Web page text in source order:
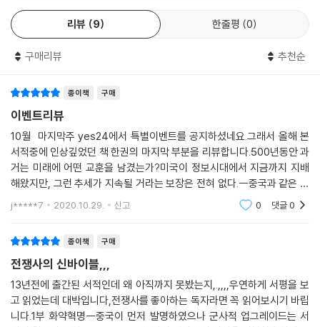
전한 군인들을 직접 인터뷰하고 구체적인 연구를 위해 야전 답사를 실시하
는 등 최근에 있었던 전쟁에 대한 정확한 정보를 전달하는 데도 애썼다. 미
국이 보는 ‘강대국의 조건’이라 불릴 수 있을 만한 이 책은 세기를 넘어 패
스마트 폭탄이 있다 하더라도 그것을 이용하는 것은 ‘스마트한 인간’이다.
이 말은 새로운 혁신의 잠재력을 최대한 실현하기 위해서는 신무기뿐만 아
니라 전술과 조직, 훈련, 리더십을 비롯한 효과적인 관리체계가 필요하다
는 것을 의미한다. 이것은 또한 한 나라를 강대국으로 만들고 전쟁에서 승
리하는 군대를 만드는 혁명이 기존의 체제에서 관습적인 부분이 무엇인지
꿰뚫어보는 안목과 기득권의 포기, 그리고 살을 도려내는 듯한 고통이 있
것을 의미한다.
못하며, 전쟁의 양상과 국가의 흥망에 커다란 지각 변동을 일으킨 것은 기
술 등 외부적 요인에 대한 사람들의 대응 방식이었음을 프랜시스 드레이
시의적절하고 독자들을 사로잡는 책!
기술과 전쟁에 관한 놀라운 통찰! 환상적이다
미 해군 협회지 프로시딩즈
리뷰 9 한줄평 0
구매리뷰 추천순
종이책 구매
이벤트리뷰
10월 마지막주 yes24에서 특별이벤트를 공지하셨네요.그래서 올해 본
서적중에 인상깊었던 책 한권의 마지막 부분을 리뷰합니다.500년동안 과
거는 미래에 어떤 교훈을 남겼는가?미국이 정보시대에서 지금까지 지배
해왔지만, 그런 추세가 지속될 거라는 보장은 전혀 없다.--중국과 같은 경
쟁국가 알카에다 같은 비국가조직이든 어떤 도전자라도 힘의 균형을 깨
기 위해서 새로운 전쟁방
j*****7 2020.10.29. 신고 0 댓글0
종이책 구매
전쟁사의 신바이블,,,
13년전에 출간된 서적인데 왜 아직까지 못봤는지,.,,,,우연하게 서평을 보
고 읽었는데 대박입니다,전쟁사를 좋아하는 독자라면 꼭 읽어보시기 바립
니다.1부 화약혁명--중국이 먼저 발명하였으나 군사적 업그레이드는 서